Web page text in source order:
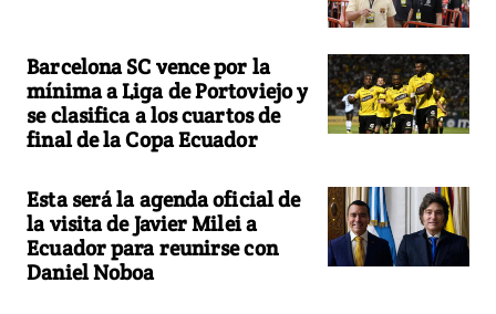
Barcelona SC vence por la
mínima a Liga de Portoviejo y
se clasifica a los cuartos de
final de la Copa Ecuador
Esta será la agenda oficial de
la visita de Javier Milei a
Ecuador para reunirse con
Daniel Noboa